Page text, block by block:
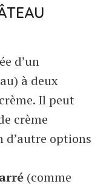
d’un
à deux
Il peut
crème
d’autre options
(comme